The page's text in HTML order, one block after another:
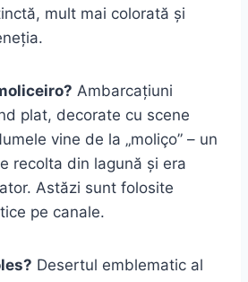
mult mai colorată și
Ambarcațiuni
plat, decorate cu scene
vine de la „moliço” – un
recolta din lagună și era
Astăzi sunt folosite
pe canale.
Desertul emblematic al